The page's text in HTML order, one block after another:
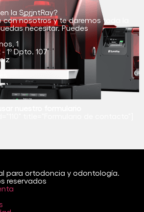
la SprintRay?
con nosotros y te daremos toda la
necesitar. Puedes
1
1º Dpto. 107
para ortodoncia y odontología.
reservados